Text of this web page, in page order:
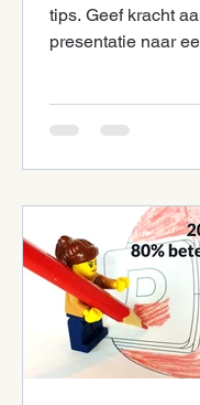
tips. Geef kracht
presentatie naar